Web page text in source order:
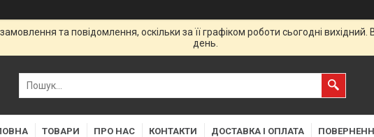
та повідомлення, оскільки за її графіком роботи сьогодні
день.
ТОВАРИ ПРО НАС КОНТАКТИ ДОСТАВКА І ОПЛАТА